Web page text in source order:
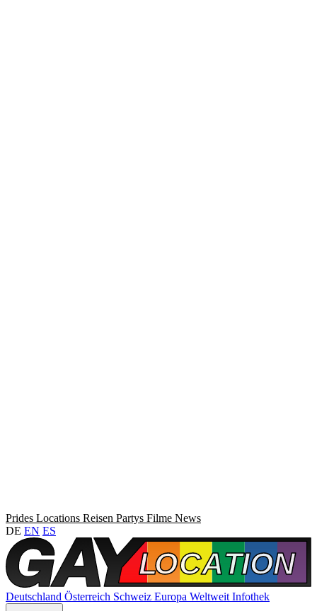
Prides Locations Reisen Partys Filme News
DE EN ES
Deutschland Österreich Schweiz Europa Weltweit Infothek